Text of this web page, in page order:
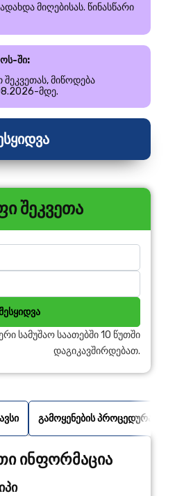
მიღებისას. წინასწარი
ში:
მიწოდება
მდე.
შეკვეთა
სამუშაო საათებში 10 წუთში
დაგიკავშირდებათ.
გამოყენების პროცედურა
ინფორმაცია